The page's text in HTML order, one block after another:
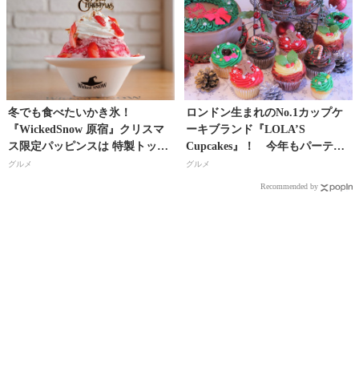
（りな助）さん】
冬でも食べたいかき氷！
『WickedSnow 原宿』クリスマ
ス限定パッピンスは 特製トッピ
ングでインスタ映え間違いな
グルメ
ロンドン生まれのNo.1カップケ
ーキブランド『LOLA’S
Cupcakes』！ 今年もパーティ
ーシーンに欠かせないカップケ
グルメ
Recommended by